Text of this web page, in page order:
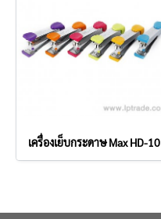
เครื่องเย็บกระดาษ Max HD-10